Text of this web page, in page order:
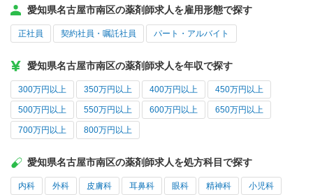
愛知県名古屋市南区の薬剤師求人を雇用形態で探す
正社員 契約社員・嘱託社員 パート・アルバイト
愛知県名古屋市南区の薬剤師求人を年収で探す
300万円以上 350万円以上 400万円以上 450万円以上
500万円以上 550万円以上 600万円以上 650万円以上
700万円以上 800万円以上
愛知県名古屋市南区の薬剤師求人を処方科目で探す
内科 外科 皮膚科 耳鼻科 眼科 精神科 小児科